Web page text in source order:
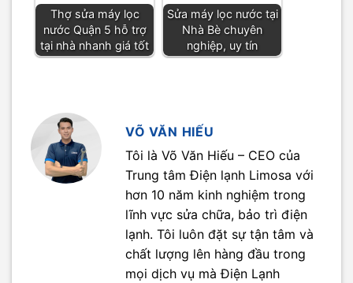
Thợ sửa máy lọc
nước Quận 5 hỗ trợ
tại nhà nhanh giá tốt
Sửa máy lọc nước tại
Nhà Bè chuyên
nghiệp, uy tín
VÕ VĂN HIẾU
Tôi là Võ Văn Hiếu – CEO của
Trung tâm Điện lạnh Limosa với
hơn 10 năm kinh nghiệm trong
lĩnh vực sửa chữa, bảo trì điện
lạnh. Tôi luôn đặt sự tận tâm và
chất lượng lên hàng đầu trong
mọi dịch vụ mà Điện Lạnh